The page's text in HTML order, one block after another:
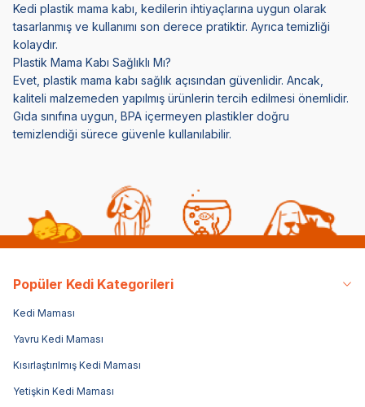
Kedi plastik mama kabı, kedilerin ihtiyaçlarına uygun olarak
tasarlanmış ve kullanımı son derece pratiktir. Ayrıca temizliği
kolaydır.
Plastik Mama Kabı Sağlıklı Mı?
Evet, plastik mama kabı sağlık açısından güvenlidir. Ancak,
kaliteli malzemeden yapılmış ürünlerin tercih edilmesi önemlidir.
Gıda sınıfına uygun, BPA içermeyen plastikler doğru
temizlendiği sürece güvenle kullanılabilir.
Popüler Kedi Kategorileri
Kedi Maması
Yavru Kedi Maması
Kısırlaştırılmış Kedi Maması
Yetişkin Kedi Maması